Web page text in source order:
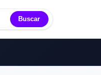
Buscar